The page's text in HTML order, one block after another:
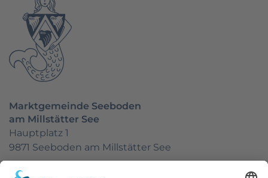
Marktgemeinde Seeboden
am Millstätter See
Hauptplatz 1
9871 Seeboden am Millstätter See